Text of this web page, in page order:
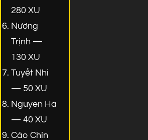
280 XU
Nương
Trịnh —
130 XU
Tuyết Nhi
— 50 XU
Nguyen Ha
— 40 XU
Cáo Chín